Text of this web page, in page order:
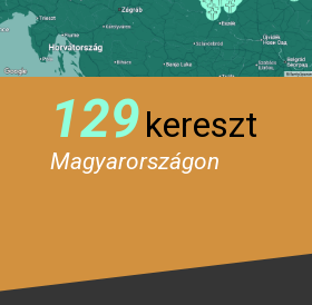
129kereszt
Magyarországon